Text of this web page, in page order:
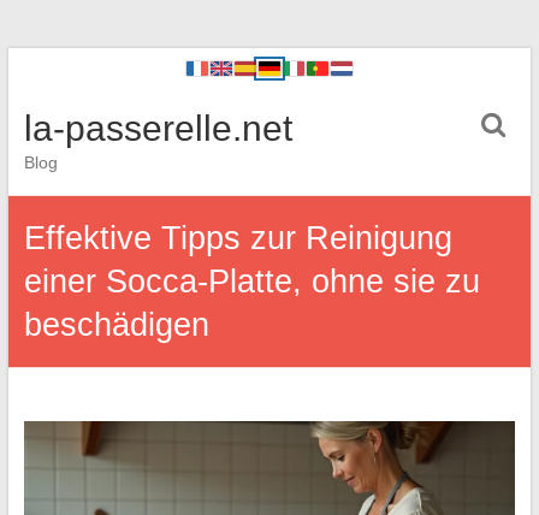
la-passerelle.net
Blog
Effektive Tipps zur Reinigung
einer Socca-Platte, ohne sie zu
beschädigen